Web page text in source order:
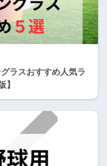
ラスおすすめ人気ラ
】